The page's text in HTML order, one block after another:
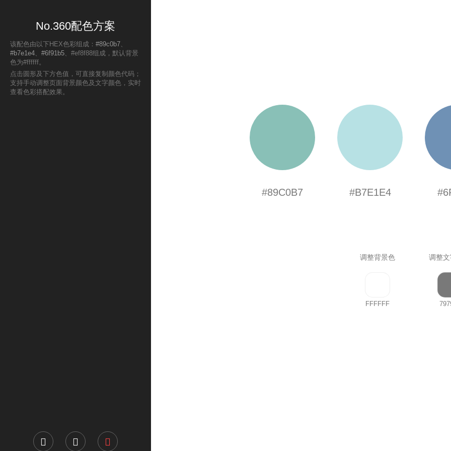
No.360配色方案
该配色由以下HEX色彩组成： #89c0b7、
#b7e1e4、 #6f91b5、#ef8f88组成，默认背景
色为#ffffff。
点击圆形及下方色值，可直接复制颜色代码；
支持手动调整页面背景颜色及文字颜色，实时
查看色彩搭配效果。
#89C0B7 #B7E1E4
调整背景色 调整